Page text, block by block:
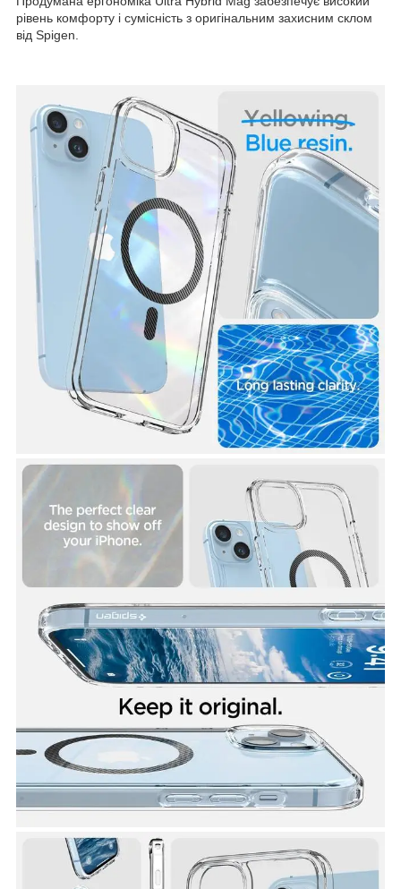
рівень комфорту і сумісність з оригінальним захисним склом
від Spigen.